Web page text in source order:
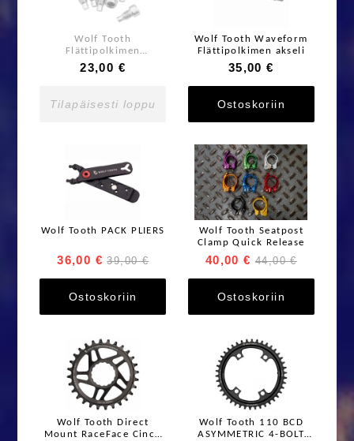
Wolf Tooth
Flättipolkimen
vaihtopiikkejä 50kpl
23,00 €
Tilapäisesti loppu
Wolf Tooth Waveform
Flättipolkimen akseli
35,00 €
Ostoskoriin
Wolf Tooth PACK PLIERS
36,00 € 39,00 €
Ostoskoriin
Wolf Tooth Seatpost
Clamp Quick Release
40,00 € 44,00 €
Ostoskoriin
Wolf Tooth Direct
Mount RaceFace Cinch
Wolf Tooth 110 BCD
ASYMMETRIC 4-BOLT